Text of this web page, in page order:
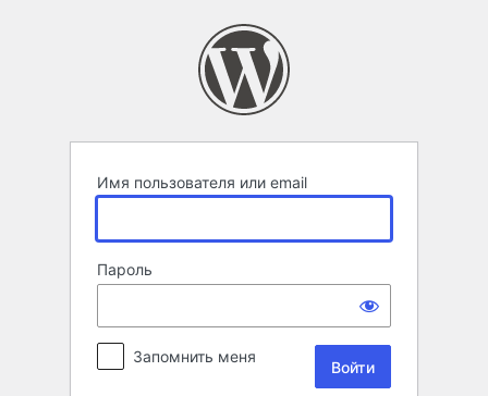
Имя пользователя или email
Пароль
Запомнить меня